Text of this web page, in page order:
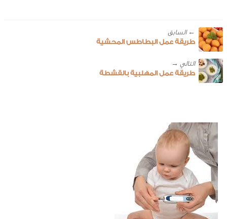
← ‎السابق
طريقة عمل البطاطس المحشية
طريقة عمل المهلبية بالقشطة